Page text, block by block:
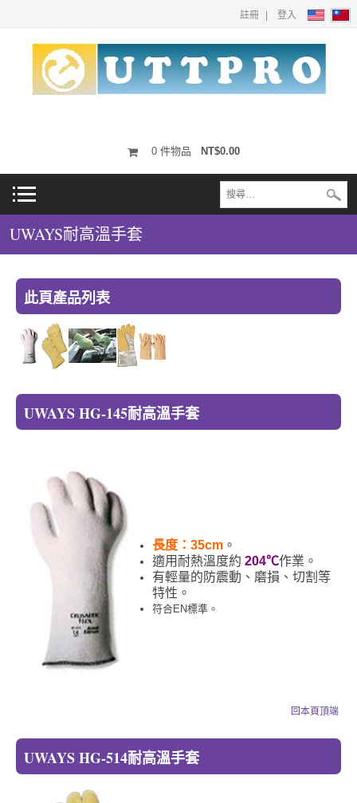
註冊 登入
0 件物品 NT$0.00
UWAYS耐高溫手套
此頁產品列表
UWAYS HG-145耐高溫手套
長度：35cm 。
適用耐熱溫度約 204℃作業。
有輕量的防震動、磨損、切割等
特性。
符合EN標準。
回本頁頂端
UWAYS HG-514耐高溫手套